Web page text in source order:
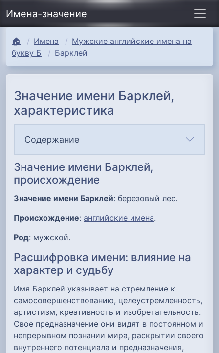
Имена-значение
🏠 Имена
Мужские английские имена на
букву Б
Барклей
Значение имени Барклей,
характеристика
Содержание
Значение имени Барклей,
происхождение
Значение имени Барклей: березовый лес.
Происхождение: английские имена.
Род: мужской.
Расшифровка имени: влияние на
характер и судьбу
Имя Барклей указывает на стремление к
самосовершенствованию, целеустремленность,
артистизм, креативность и изобретательность.
Свое предназначение они видят в постоянном и
непрерывном познании мира, раскрытии своего
внутреннего потенциала и предназначения,